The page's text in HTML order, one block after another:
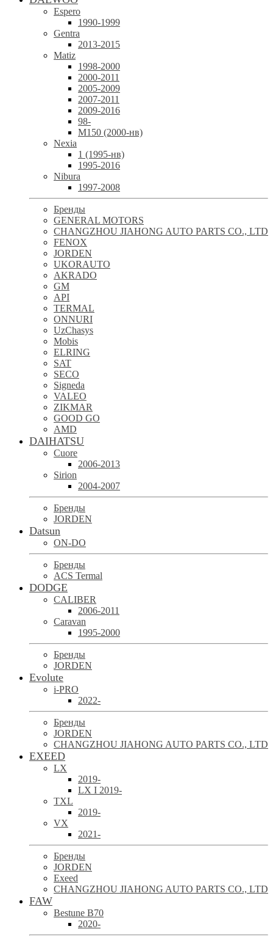
Espero
1990-1999
Gentra
2013-2015
Matiz
1998-2000
2000-2011
2005-2009
2007-2011
2009-2016
98-
М150 (2000-нв)
Nexia
1 (1995-нв)
1995-2016
Nibura
1997-2008
Бренды
GENERAL MOTORS
CHANGZHOU JIAHONG AUTO PARTS CO., LTD
FENOX
JORDEN
UKORAUTO
AKRADO
GM
API
TERMAL
ONNURI
UzChasys
Mobis
ELRING
SAT
SECO
Signeda
VALEO
ZIKMAR
GOOD GO
AMD
DAIHATSU
Cuore
2006-2013
Sirion
2004-2007
Бренды
JORDEN
Datsun
ON-DO
Бренды
ACS Termal
DODGE
CALIBER
2006-2011
Caravan
1995-2000
Бренды
JORDEN
Evolute
i-PRO
2022-
Бренды
JORDEN
CHANGZHOU JIAHONG AUTO PARTS CO., LTD
EXEED
LX
2019-
LX I 2019-
TXL
2019-
VX
2021-
Бренды
JORDEN
Exeed
CHANGZHOU JIAHONG AUTO PARTS CO., LTD
FAW
Bestune B70
2020-